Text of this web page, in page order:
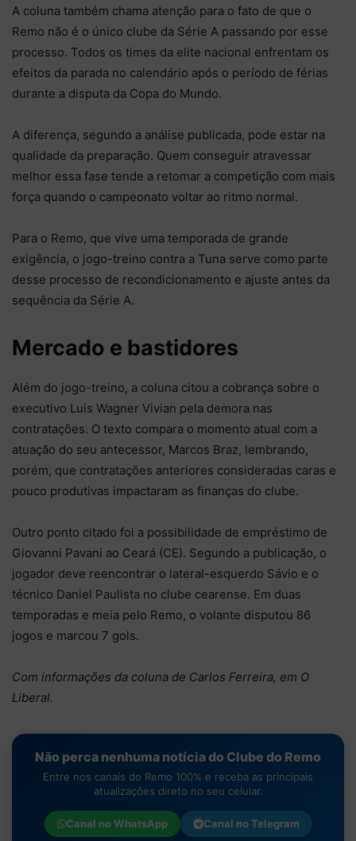
A coluna também chama atenção para o fato de que o
Remo não é o único clube da Série A passando por esse
processo. Todos os times da elite nacional enfrentam os
efeitos da parada no calendário após o período de férias
durante a disputa da Copa do Mundo.
A diferença, segundo a análise publicada, pode estar na
qualidade da preparação. Quem conseguir atravessar
melhor essa fase tende a retomar a competição com mais
força quando o campeonato voltar ao ritmo normal.
Para o Remo, que vive uma temporada de grande
exigência, o jogo-treino contra a Tuna serve como parte
desse processo de recondicionamento e ajuste antes da
sequência da Série A.
Mercado e bastidores
Além do jogo-treino, a coluna citou a cobrança sobre o
executivo Luis Wagner Vivian pela demora nas
contratações. O texto compara o momento atual com a
atuação do seu antecessor, Marcos Braz, lembrando,
porém, que contratações anteriores consideradas caras e
pouco produtivas impactaram as finanças do clube.
Outro ponto citado foi a possibilidade de empréstimo de
Giovanni Pavani ao Ceará (CE). Segundo a publicação, o
jogador deve reencontrar o lateral-esquerdo Sávio e o
técnico Daniel Paulista no clube cearense. Em duas
temporadas e meia pelo Remo, o volante disputou 86
jogos e marcou 7 gols.
Com informações da coluna de Carlos Ferreira, em O
Liberal.
Não perca nenhuma notícia do Clube do Remo
Entre nos canais do Remo 100% e receba as principais
atualizações direto no seu celular.
Canal noWhatsApp Canal noTelegram